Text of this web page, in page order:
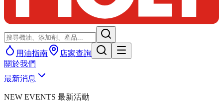
用油指南
店家查詢
關於我們
最新消息
NEW EVENTS 最新活動